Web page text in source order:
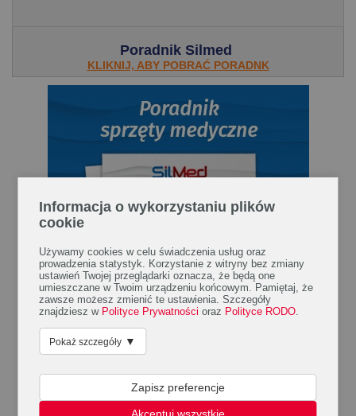
Poradnik Silmed
KLIKNIJ, ABY POBRAĆ PORADNK
Informacja o wykorzystaniu plików
cookie
Używamy cookies w celu świadczenia usług oraz
prowadzenia statystyk. Korzystanie z witryny bez zmiany
ustawień Twojej przeglądarki oznacza, że będą one
umieszczane w Twoim urządzeniu końcowym. Pamiętaj, że
zawsze możesz zmienić te ustawienia. Szczegóły
znajdziesz w Polityce Prywatności oraz Polityce RODO
Pokaż szczegóły ▼
Zapisz preferencje
Akceptuj wszystkie